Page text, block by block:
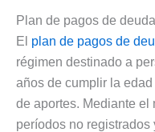
Plan de pagos de
El plan de pagos de
régimen destinado a
años de cumplir la
de aportes. Mediante el
períodos no